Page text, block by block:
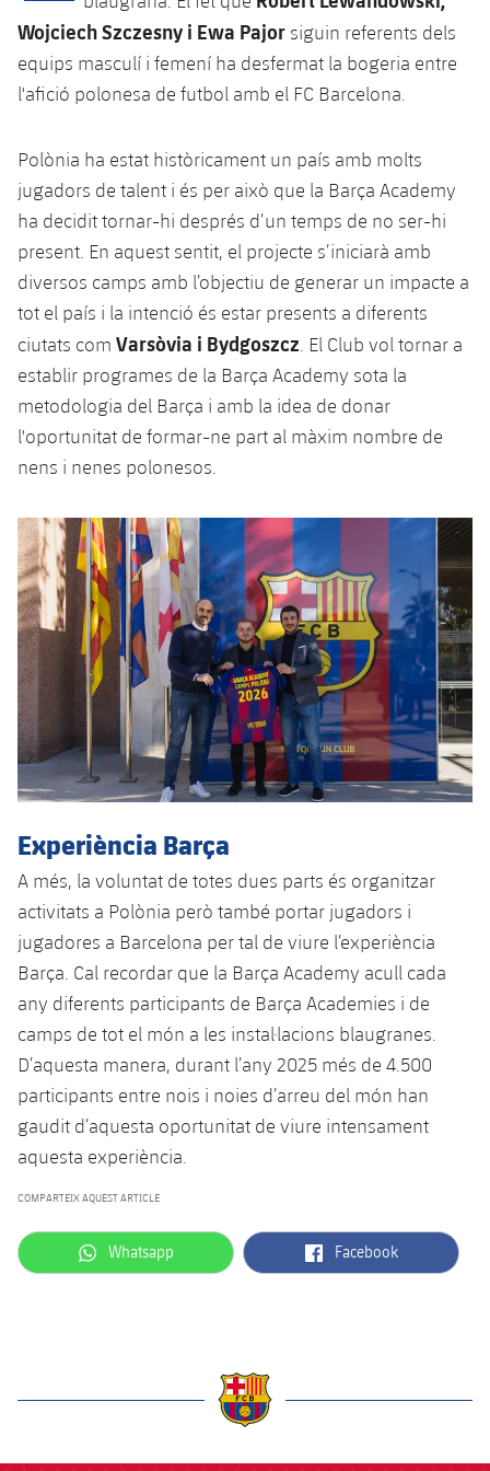
plusicon
més
Spotify Camp Nou
Palau Blaugrana
Estadi Johan Cruyff
Ciutat Esportiva
La Masia
plusicon
més
Serveis
Accessibilitat
Instal·lacions
SUB13
SUB12
SUB11 A
SUB10 A
SUB10 B
SUB9 A
SUB9 B
SUB8 A
SUB8 B
SUB12 C
SUB11 C
Entrades
Resultats
Classificacions
Jugadors
Història
Palmarès
Base
Barça Atlètic
Cadet A
Cadet B
Infantil A
Infantil B
Mini
Campus Estiu
PLUSICON
MÉS
Actualitat
Entrades
Resultats
Classificació
Jugadors
Història
Palmarès
Barça Atlètic
plusicon
més
Actualitat
Calendari
Resultats
Classificació
Jugadors
Fotos
Base
plusicon
més
Actualitat
Cadet A
Cadet B
Infantil A
Infantil B
PLUSICON
MÉS
plusicon
més
Actualitat
Calendari
Entrades
Resultats
Classificació
Jugadors
Fotos
Palmarès
Història
Barça Atlètic
plusicon
més
Actualitat
Calendari
Resultats
Jugadors
Classificació
Actualitat
Juvenil
Cadet
Infantil
Aleví
Campus Verano
PLUSICON
MÉS
Primer equip
plusicon
més
Actualitat
Calendari
Resultats
Classificació
Fotos
Història
Palmarès
Barça Atlètic
plusicon
Actualitat
Calendari
Resultats
Jugadors
Classificació
Base
plusicon
més
Actualitat
Junior
Juvenil
Infantil
Aleví
Campus Estiu
PLUSICON
MÉS
Informació general
plusicon
més
Notícies
Atletisme
plusicon
més
Actualitat
Masculí
Agenda
Bàsquet en cadira de rodes
plusicon
més
Actualitat
Jugadors
Calendari
Hockey gel
plusicon
més
Actualitat
Jugadors
Hoquei herba
plusicon
més
Notícies
Hockey Herba Femení
Patinatge artístic
plusicon
més
Wojciech Szczesny i Ewa Pajor siguin referents dels
equips masculí i femení ha desfermat la bogeria entre
l'afició polonesa de futbol amb el FC Barcelona.
Polònia ha estat històricament un país amb molts
jugadors de talent i és per això que la Barça Academy
ha decidit tornar-hi després d’un temps de no ser-hi
present. En aquest sentit, el projecte s’iniciarà amb
diversos camps amb l’objectiu de generar un impacte a
tot el país i la intenció és estar presents a diferents
ciutats com Varsòvia i Bydgoszcz . El Club vol tornar a
establir programes de la Barça Academy sota la
metodologia del Barça i amb la idea de donar
l'oportunitat de formar-ne part al màxim nombre de
nens i nenes polonesos.
Experiència Barça
A més, la voluntat de totes dues parts és organitzar
activitats a Polònia però també portar jugadors i
jugadores a Barcelona per tal de viure l’experiència
Barça. Cal recordar que la Barça Academy acull cada
any diferents participants de Barça Academies i de
camps de tot el món a les instal·lacions blaugranes.
D’aquesta manera, durant l’any 2025 més de 4.500
participants entre nois i noies d’arreu del món han
gaudit d’aquesta oportunitat de viure intensament
aquesta experiència.
COMPARTEIX AQUEST ARTICLE
label.aria.whatsapp
Whatsapp label.aria.facebook
Facebook